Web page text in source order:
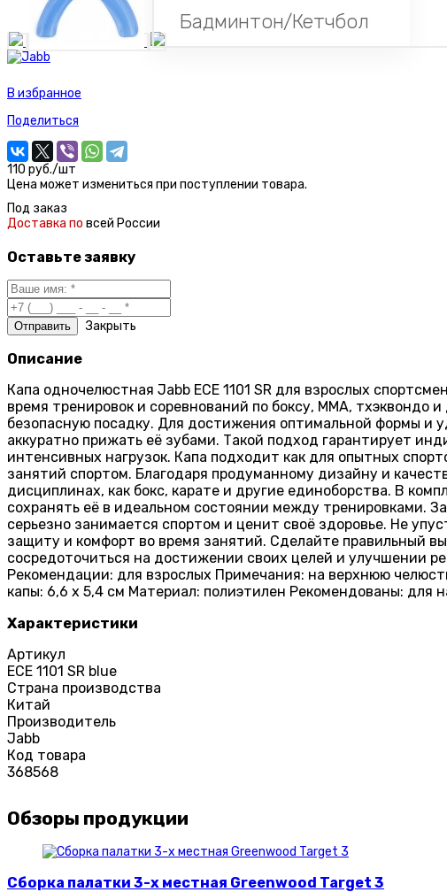
Бадминтон/Кетчбол
В избранное
Поделиться
110 руб./шт
Цена может измениться при поступлении товара.
Под заказ
Доставка по всей России
Оставьте заявку
Закрыть
Описание
Капа одночелюстная Jabb ECE 1101 SR для взрослых
время тренировок и соревнований по боксу, ММА, тхэквондо
безопасную посадку. Для достижения оптимальной формы и
аккуратно прижать её зубами. Такой подход гарантирует
интенсивных нагрузок. Капа подходит как для опытных
занятий спортом. Благодаря продуманному дизайну и
дисциплинах, как бокс, карате и другие единоборства. В
сохранять её в идеальном состоянии между тренировками.
серьезно занимается спортом и ценит своё здоровье. Не
защиту и комфорт во время занятий. Сделайте правильный
сосредоточиться на достижении своих целей и улучшении
Рекомендации: для взрослых Примечания: на верхнюю
капы: 6,6 х 5,4 см Материал: полиэтилен Рекомендованы: для
Характеристики
Артикул
ECE 1101 SR blue
Страна производства
Китай
Производитель
Jabb
Код товара
368568
Обзоры продукции
Сборка палатки 3-х местная Greenwood Target 3